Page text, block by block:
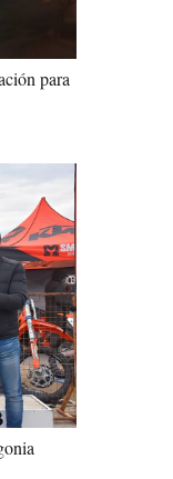
para